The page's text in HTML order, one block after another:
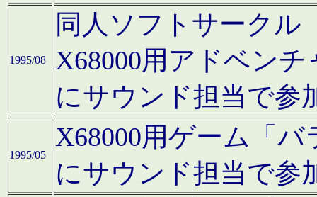
1995/08
同人ソフトサークル
X68000用アドベン
にサウンド担当で参
1995/05
X68000用ゲーム「
にサウンド担当で参